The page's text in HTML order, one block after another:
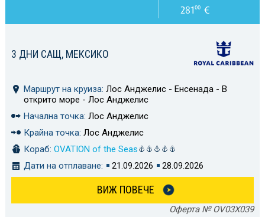
3 ДНИ САЩ, МЕКСИКО
Маршрут на круиза: Лос Анджелис - Енсенада - В
открито море - Лос Анджелис
Начална точка: Лос Анджелис
Крайна точка: Лос Анджелис
Кораб: OVATION of the Seas
Дати на отплаване:
21.09.2026 28.09.2026
ВИЖ ПОВЕЧЕ
Оферта № OV03X039
28100 €